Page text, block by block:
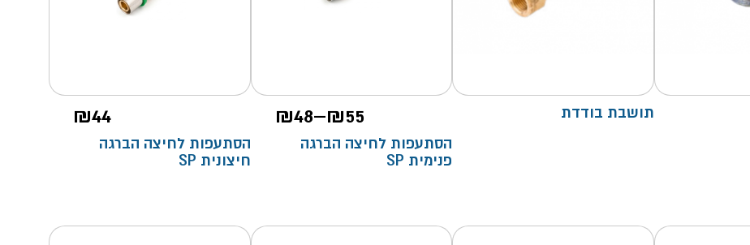
תושבת בודדת ₪48–₪55
מחירים:
הסתעפות לחיצה הברגה
פנימית SP
₪44
הסתעפות לחיצה הברגה
חיצונית SP